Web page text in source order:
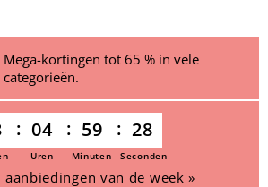
Mega-kortingen tot 65 % in vele
categorieën.
04 59 28
Uren Minuten Seconden
aanbiedingen van de week »